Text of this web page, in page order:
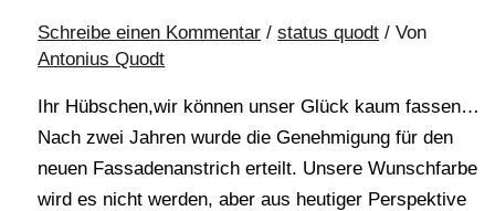
Schreibe einen Kommentar /status quodt / Von
Antonius Quodt
Ihr Hübschen,wir können unser Glück kaum fassen…
Nach zwei Jahren wurde die Genehmigung für den
neuen Fassadenanstrich erteilt. Unsere Wunschfarbe
wird es nicht werden, aber aus heutiger Perspektive